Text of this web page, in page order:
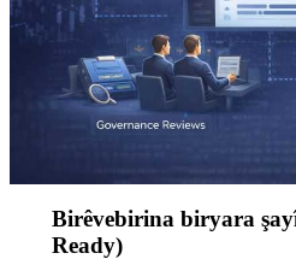
Birêvebirina biryara
Ready)